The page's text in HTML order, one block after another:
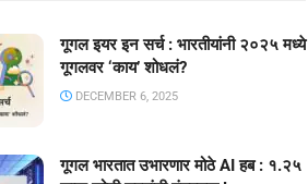
गूगल इयर इन सर्च : भारतीयांनी २०२५ मध्ये
गूगलवर ‘काय’ शोधलं?
DECEMBER 6, 2025
गूगल भारतात उभारणार मोठे AI हब : १.२५